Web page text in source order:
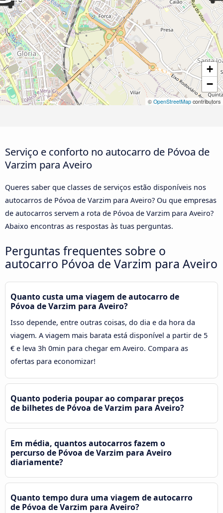
+
−
© OpenStreetMap contributors
Serviço e conforto no autocarro de Póvoa de
Varzim para Aveiro
Queres saber que classes de serviços estão disponíveis nos
autocarros de Póvoa de Varzim para Aveiro? Ou que empresas
de autocarros servem a rota de Póvoa de Varzim para Aveiro?
Abaixo encontras as respostas às tuas perguntas.
Perguntas frequentes sobre o
autocarro Póvoa de Varzim para Aveiro
Quanto custa uma viagem de autocarro de
Póvoa de Varzim para Aveiro?
Isso depende, entre outras coisas, do dia e da hora da
viagem. A viagem mais barata está disponível a partir de 5
€ e leva 3h 0min para chegar em Aveiro. Compara as
ofertas para economizar!
Quanto poderia poupar ao comparar preços
de bilhetes de Póvoa de Varzim para Aveiro?
Em média, quantos autocarros fazem o
percurso de Póvoa de Varzim para Aveiro
diariamente?
Quanto tempo dura uma viagem de autocarro
de Póvoa de Varzim para Aveiro?